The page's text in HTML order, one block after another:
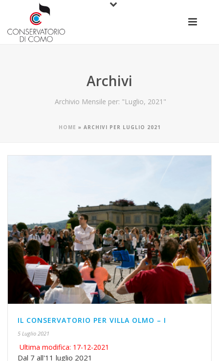
Archivi
Archivio Mensile per: "Luglio, 2021"
HOME » ARCHIVI PER LUGLIO 2021
IL CONSERVATORIO PER VILLA OLMO – I
5 Luglio 2021
Ultima modifica: 17-12-2021
Dal 7 all'11 luglio 2021